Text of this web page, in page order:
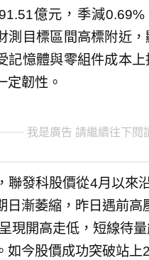
億元，季減0.69%
測目標區間高標附近
記憶體與零組件成本
定韌性。
我是廣告 請繼續往下閱
聯發科股價從4月以來
日漸萎縮，昨日遇前高
現開高走低，短線待
如今股價成功突破站上